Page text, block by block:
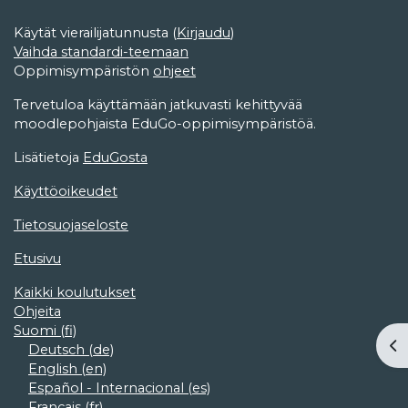
Käytät vierailijatunnusta (Kirjaudu)
Vaihda standardi-teemaan
Oppimisympäristön ohjeet
Tervetuloa käyttämään jatkuvasti kehittyvää
moodlepohjaista EduGo-oppimisympäristöä.
Lisätietoja EduGosta
Käyttöoikeudet
Tietosuojaseloste
Etusivu
Kaikki koulutukset
Ohjeita
Suomi ‎(fi)‎
Deutsch ‎(de)‎
English ‎(en)‎
Español - Internacional ‎(es)‎